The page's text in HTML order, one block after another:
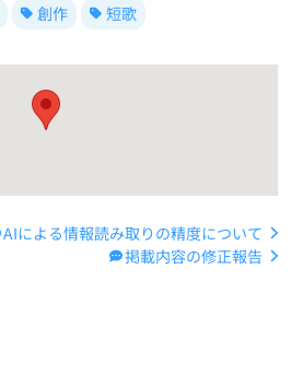
創作 短歌
AIによる情報読み取りの精度について
掲載内容の修正報告